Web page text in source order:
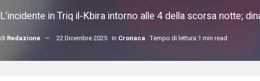
L’incidente in Triq il-Kbira intorno alle 4 della scorsa notte;
di Redazione 22 Dicembre 2025 in Cronaca Tempo di lettura:1 min read